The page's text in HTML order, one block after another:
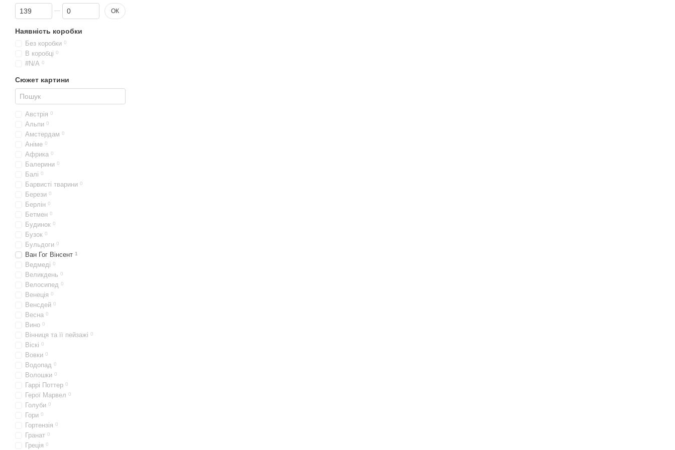
Від Ціна, грн
До Ціна, грн ОК
Наявність коробки
Без коробки 0
В коробці 0
#N/A 0
Сюжет картини
Австрія 0
Альпи 0
Амстердам 0
Аніме 0
Африка 0
Балерини 0
Балі 0
Барвисті тварини 0
Берези 0
Берлін 0
Бетмен 0
Будинок 0
Бузок 0
Бульдоги 0
Ван Гог Вінсент 1
Ведмеді 0
Великдень 0
Велосипед 0
Венеція 0
Венсдей 0
Весна 0
Вино 0
Вінниця та її пейзажі 0
Віскі 0
Вовки 0
Водопад 0
Волошки 0
Гаррі Поттер 0
Герої Марвел 0
Голуби 0
Гори 0
Гортензія 0
Гранат 0
Греція 0